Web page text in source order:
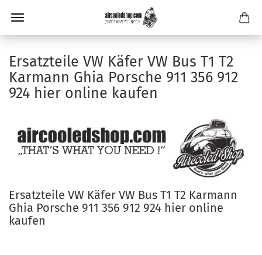
Ersatzteile VW Käfer VW Bus T1 T2
Karmann Ghia Porsche 911 356 912
924 hier online kaufen
Ersatzteile VW Käfer VW Bus T1 T2 Karmann
Ghia Porsche 911 356 912 924 hier online
kaufen